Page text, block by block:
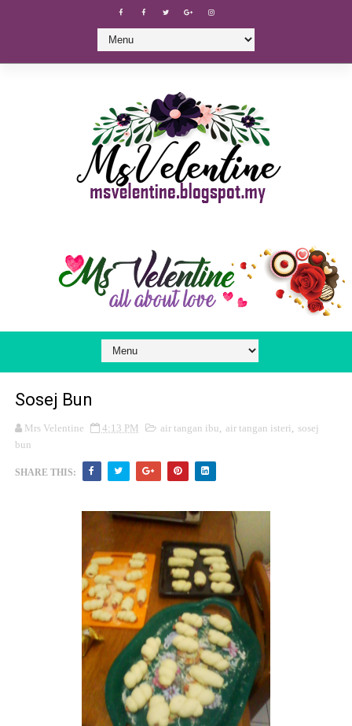
Sosej Bun
Mrs Velentine 4:13 PM air tangan ibu, air tangan isteri, sosej
bun
SHARE THIS: